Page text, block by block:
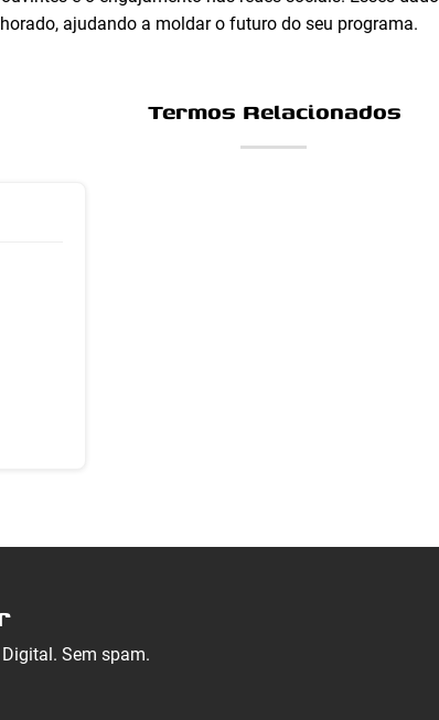
ajudando a moldar o futuro do seu programa.
Termos Relacionados
Sem spam.